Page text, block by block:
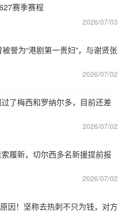
赛季赛程
2026/07/03
誉为“港剧第一贵妇”，与谢贤张
2026/07/02
了梅西和罗纳尔多，目前还差
2026/07/02
履新，切尔西多名新援提前报
2026/07/02
因！坚称去热刺不只为钱，对方